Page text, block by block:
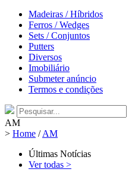
Madeiras / Híbridos
Ferros / Wedges
Sets / Conjuntos
Putters
Diversos
Imobiliário
Submeter anúncio
Termos e condições
AM
> Home /AM
Últimas Notícias
Ver todas >